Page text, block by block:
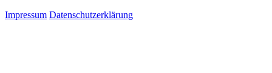
Impressum Datenschutzerklärung